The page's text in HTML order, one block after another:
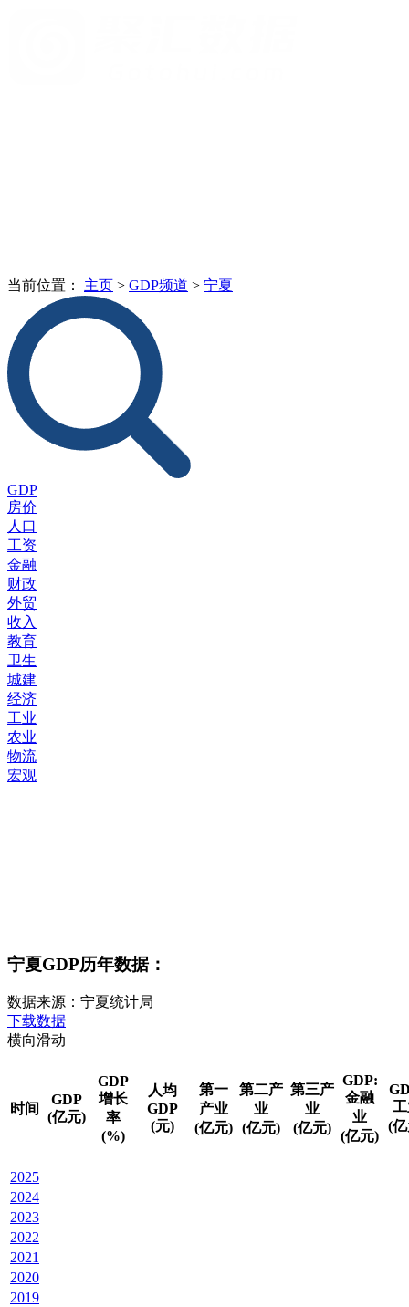
当前位置： 主页 > GDP频道 > 宁夏
GDP
房价
人口
工资
金融
财政
外贸
收入
教育
卫生
城建
经济
工业
农业
物流
宏观
宁夏GDP历年数据：
数据来源：宁夏统计局
下载数据
横向滑动
时间
GDP
(亿元)
GDP
增长
率
(%)
人均
GDP
(元)
第一
产业
(亿元)
第二产
业
(亿元)
第三产
业
(亿元)
GDP:
金融
业
(亿元)
(
2025
2024
2023
2022
2021
2020
2019